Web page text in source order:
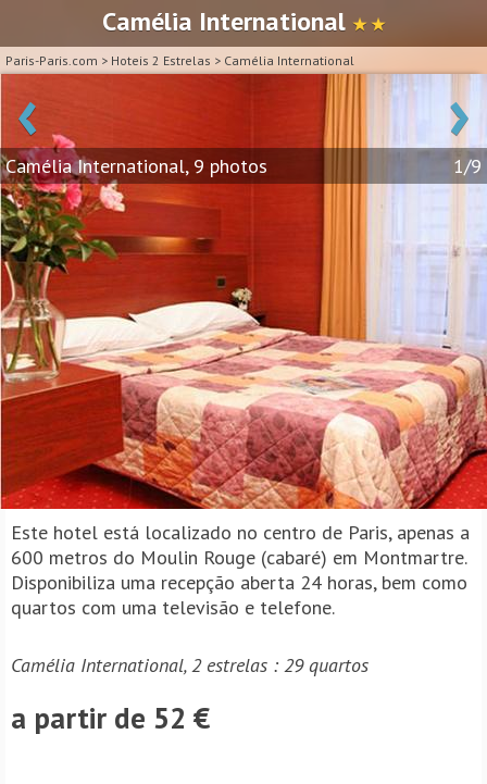
Camélia International ★ ★
Paris-Paris.com > Hoteis 2 Estrelas > Camélia International
‹ ›
Camélia International, 9 photos 1/9
Este hotel está localizado no centro de Paris, apenas a
600 metros do Moulin Rouge (cabaré) em Montmartre.
Disponibiliza uma recepção aberta 24 horas, bem como
quartos com uma televisão e telefone.
Camélia International, 2 estrelas : 29 quartos
a partir de 52 €